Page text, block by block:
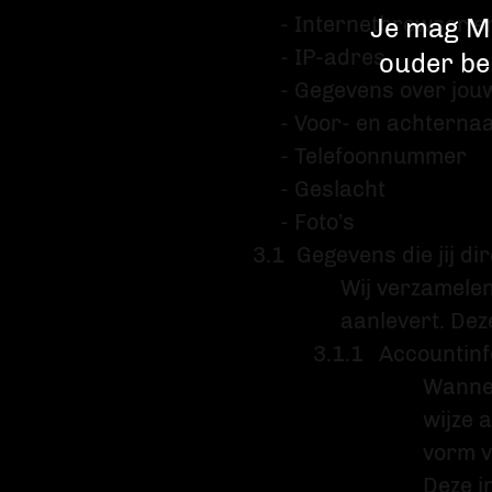
Je mag
ouder
- Internetbrowser
- IP-adres
- Gegevens over
- Voor- en
- Telefoonnummer
- Geslacht
- Foto’s
Gegevens die jij
Wij
aanlevert.
wijze
vorm
Deze